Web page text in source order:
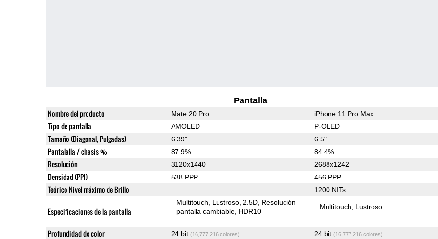
Pantalla
Nombre del producto Mate 20 Pro iPhone 11 Pro Max
Tipo de pantalla AMOLED P-OLED
Tamaño (Diagonal, Pulgadas) 6.39" 6.5"
Pantalalla / chasis % 87.9% 84.4%
Resolución 3120x1440 2688x1242
Densidad (PPI) 538 PPP 456 PPP
Teórico Nivel máximo de Brillo 1200 NITs
Especificaciones de la pantalla
Multitouch Lustroso 2.5D Resolución
pantalla cambiable HDR10
Multitouch Lustroso
Profundidad de color 24 bit (16,777,216 colores) 24 bit (16,777,216 colores)